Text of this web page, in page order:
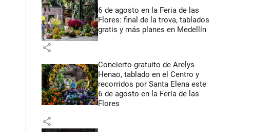
6 de agosto en la Feria de las
Flores: final de la trova, tablados
gratis y más planes en Medellín
share
Concierto gratuito de Arelys
Henao, tablado en el Centro y
recorridos por Santa Elena este
6 de agosto en la Feria de las
Flores
share